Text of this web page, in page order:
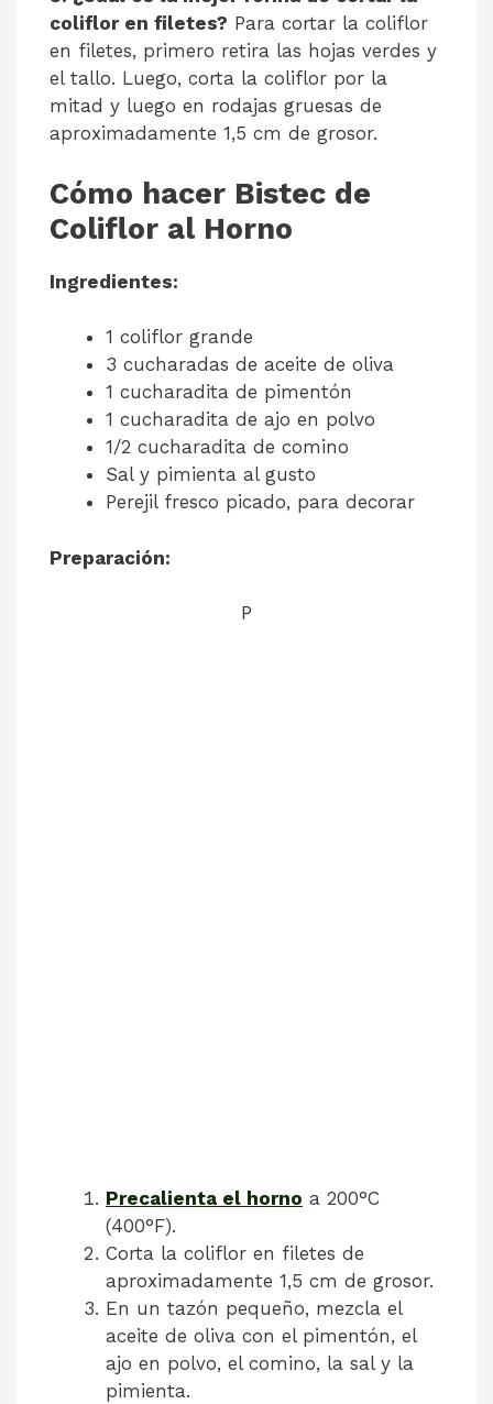
coliflor en filetes? Para cortar la coliflor
en filetes, primero retira las hojas verdes y
el tallo. Luego, corta la coliflor por la
mitad y luego en rodajas gruesas de
aproximadamente 1,5 cm de grosor.
Cómo hacer Bistec de
Coliflor al Horno
Ingredientes:
1 coliflor grande
3 cucharadas de aceite de oliva
1 cucharadita de pimentón
1 cucharadita de ajo en polvo
1/2 cucharadita de comino
Sal y pimienta al gusto
Perejil fresco picado, para decorar
Preparación:
P
Precalienta el horno a 200°C
(400°F).
Corta la coliflor en filetes de
aproximadamente 1,5 cm de grosor.
En un tazón pequeño, mezcla el
aceite de oliva con el pimentón, el
ajo en polvo, el comino, la sal y la
pimienta.